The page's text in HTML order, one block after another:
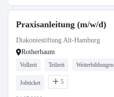
Praxisanleitung (m/w/d)
Diakoniestiftung Alt-Hamburg
Rotherbaum
Vollzeit Teilzeit Weiterbildungen
Jobticket 5